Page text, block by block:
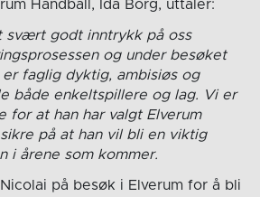
Håndball, Ida Borg, uttaler:
svært godt inntrykk på oss
og under besøket
er faglig dyktig, ambisiøs og
både enkeltspillere og lag. Vi er
for at han har valgt Elverum
på at han vil bli en viktig
i årene som kommer.
på besøk i Elverum for å bli